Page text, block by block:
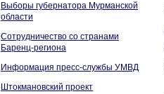
Выборы губернатора Мурманской
области
Сотрудничество со странами
Баренц-региона
Информация пресс-службы УМВД
Штокмановский проект